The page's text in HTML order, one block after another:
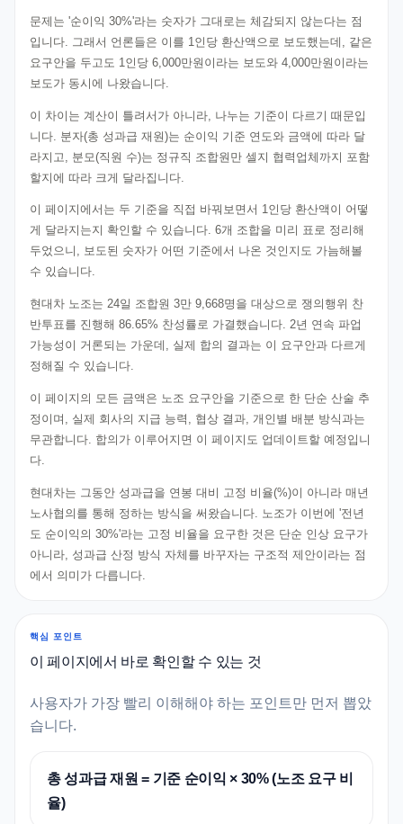
문제는 '순이익 30%'라는 숫자가 그대로는 체감되지 않는다는 점
입니다. 그래서 언론들은 이를 1인당 환산액으로 보도했는데, 같은
요구안을 두고도 1인당 6,000만원이라는 보도와 4,000만원이라는
보도가 동시에 나왔습니다.
이 차이는 계산이 틀려서가 아니라, 나누는 기준이 다르기 때문입
니다. 분자(총 성과급 재원)는 순이익 기준 연도와 금액에 따라 달
라지고, 분모(직원 수)는 정규직 조합원만 셀지 협력업체까지 포함
할지에 따라 크게 달라집니다.
이 페이지에서는 두 기준을 직접 바꿔보면서 1인당 환산액이 어떻
게 달라지는지 확인할 수 있습니다. 6개 조합을 미리 표로 정리해
두었으니, 보도된 숫자가 어떤 기준에서 나온 것인지도 가늠해볼
수 있습니다.
현대차 노조는 24일 조합원 3만 9,668명을 대상으로 쟁의행위 찬
반투표를 진행해 86.65% 찬성률로 가결했습니다. 2년 연속 파업
가능성이 거론되는 가운데, 실제 합의 결과는 이 요구안과 다르게
정해질 수 있습니다.
이 페이지의 모든 금액은 노조 요구안을 기준으로 한 단순 산술 추
정이며, 실제 회사의 지급 능력, 협상 결과, 개인별 배분 방식과는
무관합니다. 합의가 이루어지면 이 페이지도 업데이트할 예정입니
다.
현대차는 그동안 성과급을 연봉 대비 고정 비율(%)이 아니라 매년
노사협의를 통해 정하는 방식을 써왔습니다. 노조가 이번에 '전년
도 순이익의 30%'라는 고정 비율을 요구한 것은 단순 인상 요구가
아니라, 성과급 산정 방식 자체를 바꾸자는 구조적 제안이라는 점
에서 의미가 다릅니다.
핵심 포인트
이 페이지에서 바로 확인할 수 있는 것
사용자가 가장 빨리 이해해야 하는 포인트만 먼저 뽑았
습니다.
총 성과급 재원 = 기준 순이익 × 30% (노조 요구 비
율)